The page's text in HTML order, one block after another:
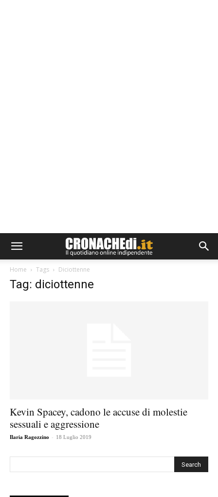
Home Tags Diciottenne
Tag: diciottenne
Kevin Spacey, cadono le accuse di molestie
sessuali e aggressione
Ilaria Ragozzino - 18 Luglio 2019